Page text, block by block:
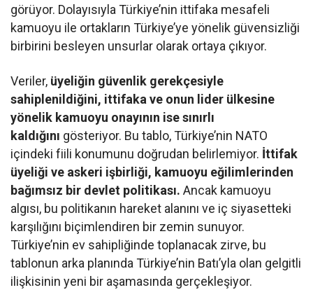
görüyor. Dolayısıyla Türkiye’nin ittifaka mesafeli
kamuoyu ile ortakların Türkiye’ye yönelik güvensizliği
birbirini besleyen unsurlar olarak ortaya çıkıyor.
Veriler, üyeliğin güvenlik gerekçesiyle
sahiplenildiğini, ittifaka ve onun lider ülkesine
yönelik kamuoyu onayının ise sınırlı
kaldığını gösteriyor. Bu tablo, Türkiye’nin NATO
içindeki fiili konumunu doğrudan belirlemiyor. İttifak
üyeliği ve askeri işbirliği, kamuoyu eğilimlerinden
bağımsız bir devlet politikası. Ancak kamuoyu
algısı, bu politikanın hareket alanını ve iç siyasetteki
karşılığını biçimlendiren bir zemin sunuyor.
Türkiye’nin ev sahipliğinde toplanacak zirve, bu
tablonun arka planında Türkiye’nin Batı’yla olan gelgitli
ilişkisinin yeni bir aşamasında gerçekleşiyor.